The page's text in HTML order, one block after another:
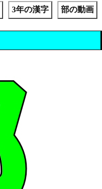
3年の漢字 部の動画